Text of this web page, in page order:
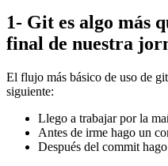
1- Git es algo más
final de nuestra
El flujo más básico de uso de
siguiente:
Llego a trabajar por la
Antes de irme hago un
Después del commit